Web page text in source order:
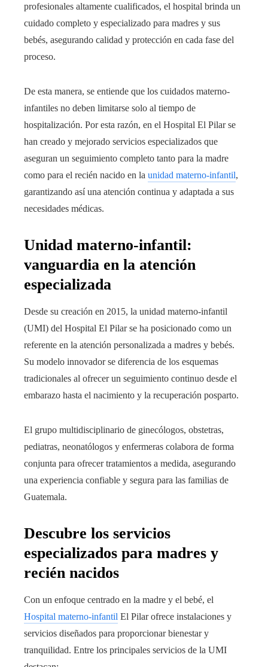
profesionales altamente cualificados, el hospital brinda un
cuidado completo y especializado para madres y sus
bebés, asegurando calidad y protección en cada fase del
proceso.
De esta manera, se entiende que los cuidados materno-
infantiles no deben limitarse solo al tiempo de
hospitalización. Por esta razón, en el Hospital El Pilar se
han creado y mejorado servicios especializados que
aseguran un seguimiento completo tanto para la madre
como para el recién nacido en la unidad materno-infantil,
garantizando así una atención continua y adaptada a sus
necesidades médicas.
Unidad materno-infantil:
vanguardia en la atención
especializada
Desde su creación en 2015, la unidad materno-infantil
(UMI) del Hospital El Pilar se ha posicionado como un
referente en la atención personalizada a madres y bebés.
Su modelo innovador se diferencia de los esquemas
tradicionales al ofrecer un seguimiento continuo desde el
embarazo hasta el nacimiento y la recuperación posparto.
El grupo multidisciplinario de ginecólogos, obstetras,
pediatras, neonatólogos y enfermeras colabora de forma
conjunta para ofrecer tratamientos a medida, asegurando
una experiencia confiable y segura para las familias de
Guatemala.
Descubre los servicios
especializados para madres y
recién nacidos
Con un enfoque centrado en la madre y el bebé, el
Hospital materno-infantil El Pilar ofrece instalaciones y
servicios diseñados para proporcionar bienestar y
tranquilidad. Entre los principales servicios de la UMI